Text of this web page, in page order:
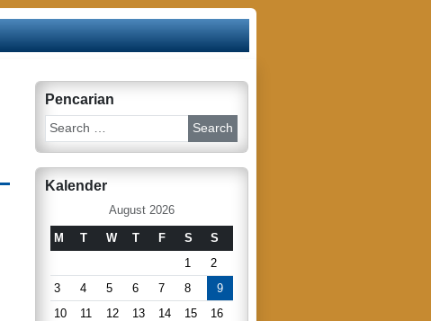
Pencarian
S
e
a
cKalender
August 2026
M T W T F S
S
1
2
3
4 5 6 7 8
9
10
11 12 13 14 15
16